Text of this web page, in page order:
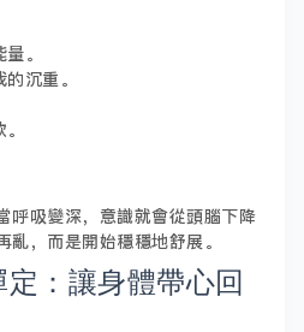
。
沉重。
呼吸變深，意識就會從頭腦下降
，而是開始穩穩地舒展。
：讓身體帶心回